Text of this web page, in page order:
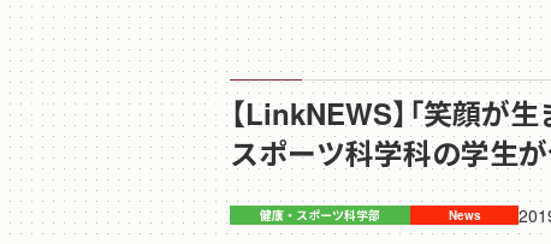
【LinkNEWS】「笑顔が
スポーツ科学科の学生